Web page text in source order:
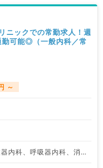
ニックでの常勤求人！週
可能◎（一般内科／常
～
一般内科、循環器内科、呼吸器内科、消化器内科、内分泌・代謝内科